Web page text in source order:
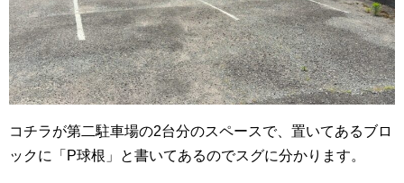
コチラが第二駐車場の2台分のスペースで、置いてあるブロ
ックに「P球根」と書いてあるのでスグに分かります。